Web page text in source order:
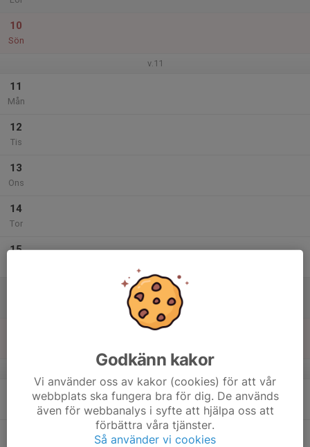
10
Sön
v.11
11
Mån
12
Tis
13
Ons
14
Tor
15
v.12
Godkänn kakor
Vi använder oss av kakor (cookies) för att vår
webbplats ska fungera bra för dig. De används
även för webbanalys i syfte att hjälpa oss att
förbättra våra tjänster.
Så använder vi cookies